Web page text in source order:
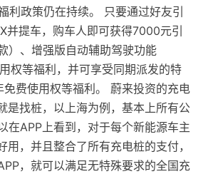
利政策仍在持续。 只要通过好友引
提车，购车人即可获得7000元引
）、增强版自动辅助驾驶功能
权等福利，并可享受同期派发的特
费使用权等福利。 蔚来投资的充电
是找桩，以上海为例，基本上所有公
在APP上看到，对于每个新能源车主
用，并且整合了所有充电桩的支付，
，就可以满足无特殊要求的全国充